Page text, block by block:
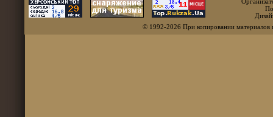
© 1992-2026 При копировании материалов